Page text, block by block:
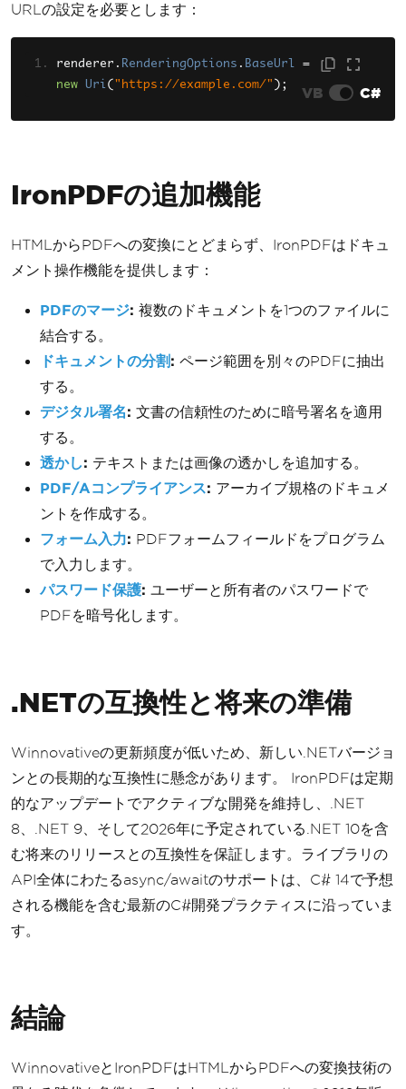
URLの設定を必要とします：
renderer . RenderingOptions . BaseUrl
=
new
Uri ( "https://example.com/" ); VB C#
IronPDFの追加機能
HTMLからPDFへの変換にとどまらず、IronPDFはドキュ
メント操作機能を提供します：
PDFのマージ: 複数のドキュメントを1つのファイルに
結合する。
ドキュメントの分割: ページ範囲を別々のPDFに抽出
する。
デジタル署名: 文書の信頼性のために暗号署名を適用
する。
透かし: テキストまたは画像の透かしを追加する。
PDF/Aコンプライアンス: アーカイブ規格のドキュメ
ントを作成する。
フォーム入力: PDFフォームフィールドをプログラム
で入力します。
パスワード保護: ユーザーと所有者のパスワードで
PDFを暗号化します。
.NETの互換性と将来の準備
Winnovativeの更新頻度が低いため、新しい.NETバージョ
ンとの長期的な互換性に懸念があります。 IronPDFは定期
的なアップデートでアクティブな開発を維持し、.NET
8、.NET 9、そして2026年に予定されている.NET 10を含
む将来のリリースとの互換性を保証します。ライブラリの
API全体にわたるasync/awaitのサポートは、C# 14で予想
される機能を含む最新のC#開発プラクティスに沿っていま
す。
結論
WinnovativeとIronPDFはHTMLからPDFへの変換技術の